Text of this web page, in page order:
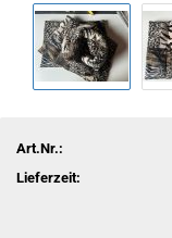
Art.Nr.:
Lieferzeit: